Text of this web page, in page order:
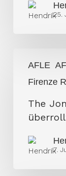
25.
AFLE
Firenze
Cole
Thunder
Firenze
The
7.